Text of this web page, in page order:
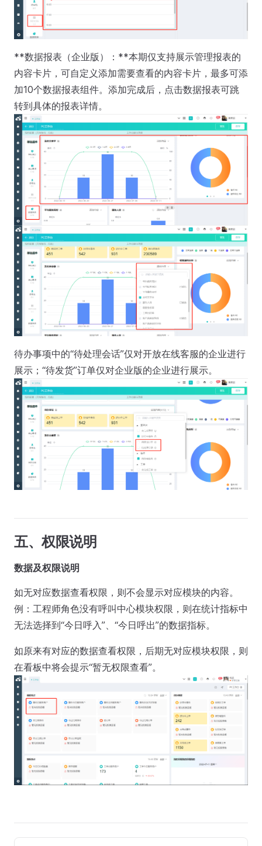
**数据报表（企业版）：**本期仅支持展示管理报表的
内容卡片，可自定义添加需要查看的内容卡片，最多可添
加10个数据报表组件。添加完成后，点击数据报表可跳
转到具体的报表详情。
待办事项中的“待处理会话”仅对开放在线客服的企业进行
展示；“待发货”订单仅对企业版的企业进行展示。
五、权限说明
数据及权限说明
如无对应数据查看权限，则不会显示对应模块的内容。
例：工程师角色没有呼叫中心模块权限，则在统计指标中
无法选择到“今日呼入”、“今日呼出”的数据指标。
如原来有对应的数据查看权限，后期无对应模块权限，则
在看板中将会提示“暂无权限查看”。